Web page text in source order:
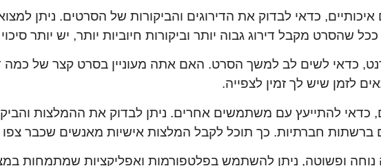
כדאי לבדוק את הדירוגים והביקורות של הסרטים. ניתן למצוא
כדאי לשים לב למשך הסרט. האם אתה מעוניין בסרט קצר של כמה
לזמן שיש לך זמין לצפייה.
כדאי להתייעץ עם משתמשים אחרים. ניתן לבדוק את ההמלצות
נוחה ופשוטה, ניתן להשתמש בפלטפורמות ואפליקציות שמתמחות